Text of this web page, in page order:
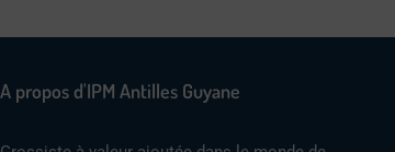
A propos d'IPM Antilles Guyane